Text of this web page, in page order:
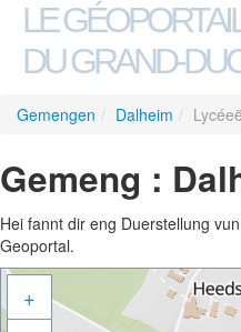
LE
DU GRAND-
Gemengen / Dalheim /
Gemeng :
Hei fannt dir eng Duerstellung
Geoportal.
+